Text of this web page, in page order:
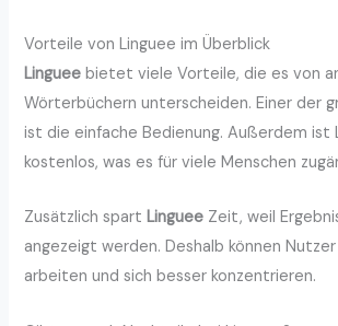
Vorteile von Linguee im Überblick
Linguee bietet viele Vorteile, die es von
Wörterbüchern unterscheiden. Einer der
ist die einfache Bedienung. Außerdem ist
kostenlos, was es für viele Menschen
Zusätzlich spartLinguee Zeit, weil
angezeigt werden. Deshalb können
arbeiten und sich besser konzentrieren.